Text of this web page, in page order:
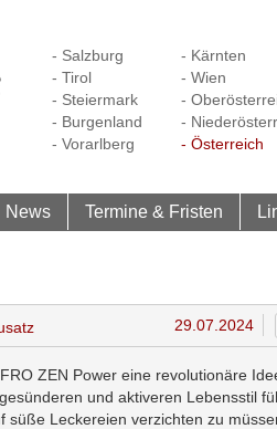
- Salzburg
- Tirol
- Steiermark
- Burgenland
- Vorarlberg
- Kärnten
- Wien
-
-
- Österreich
News Termine & Fristen
29.07.2024
ZEN Power eine revolutionäre
und aktiveren Lebensstil
süße Leckereien verzichten zu